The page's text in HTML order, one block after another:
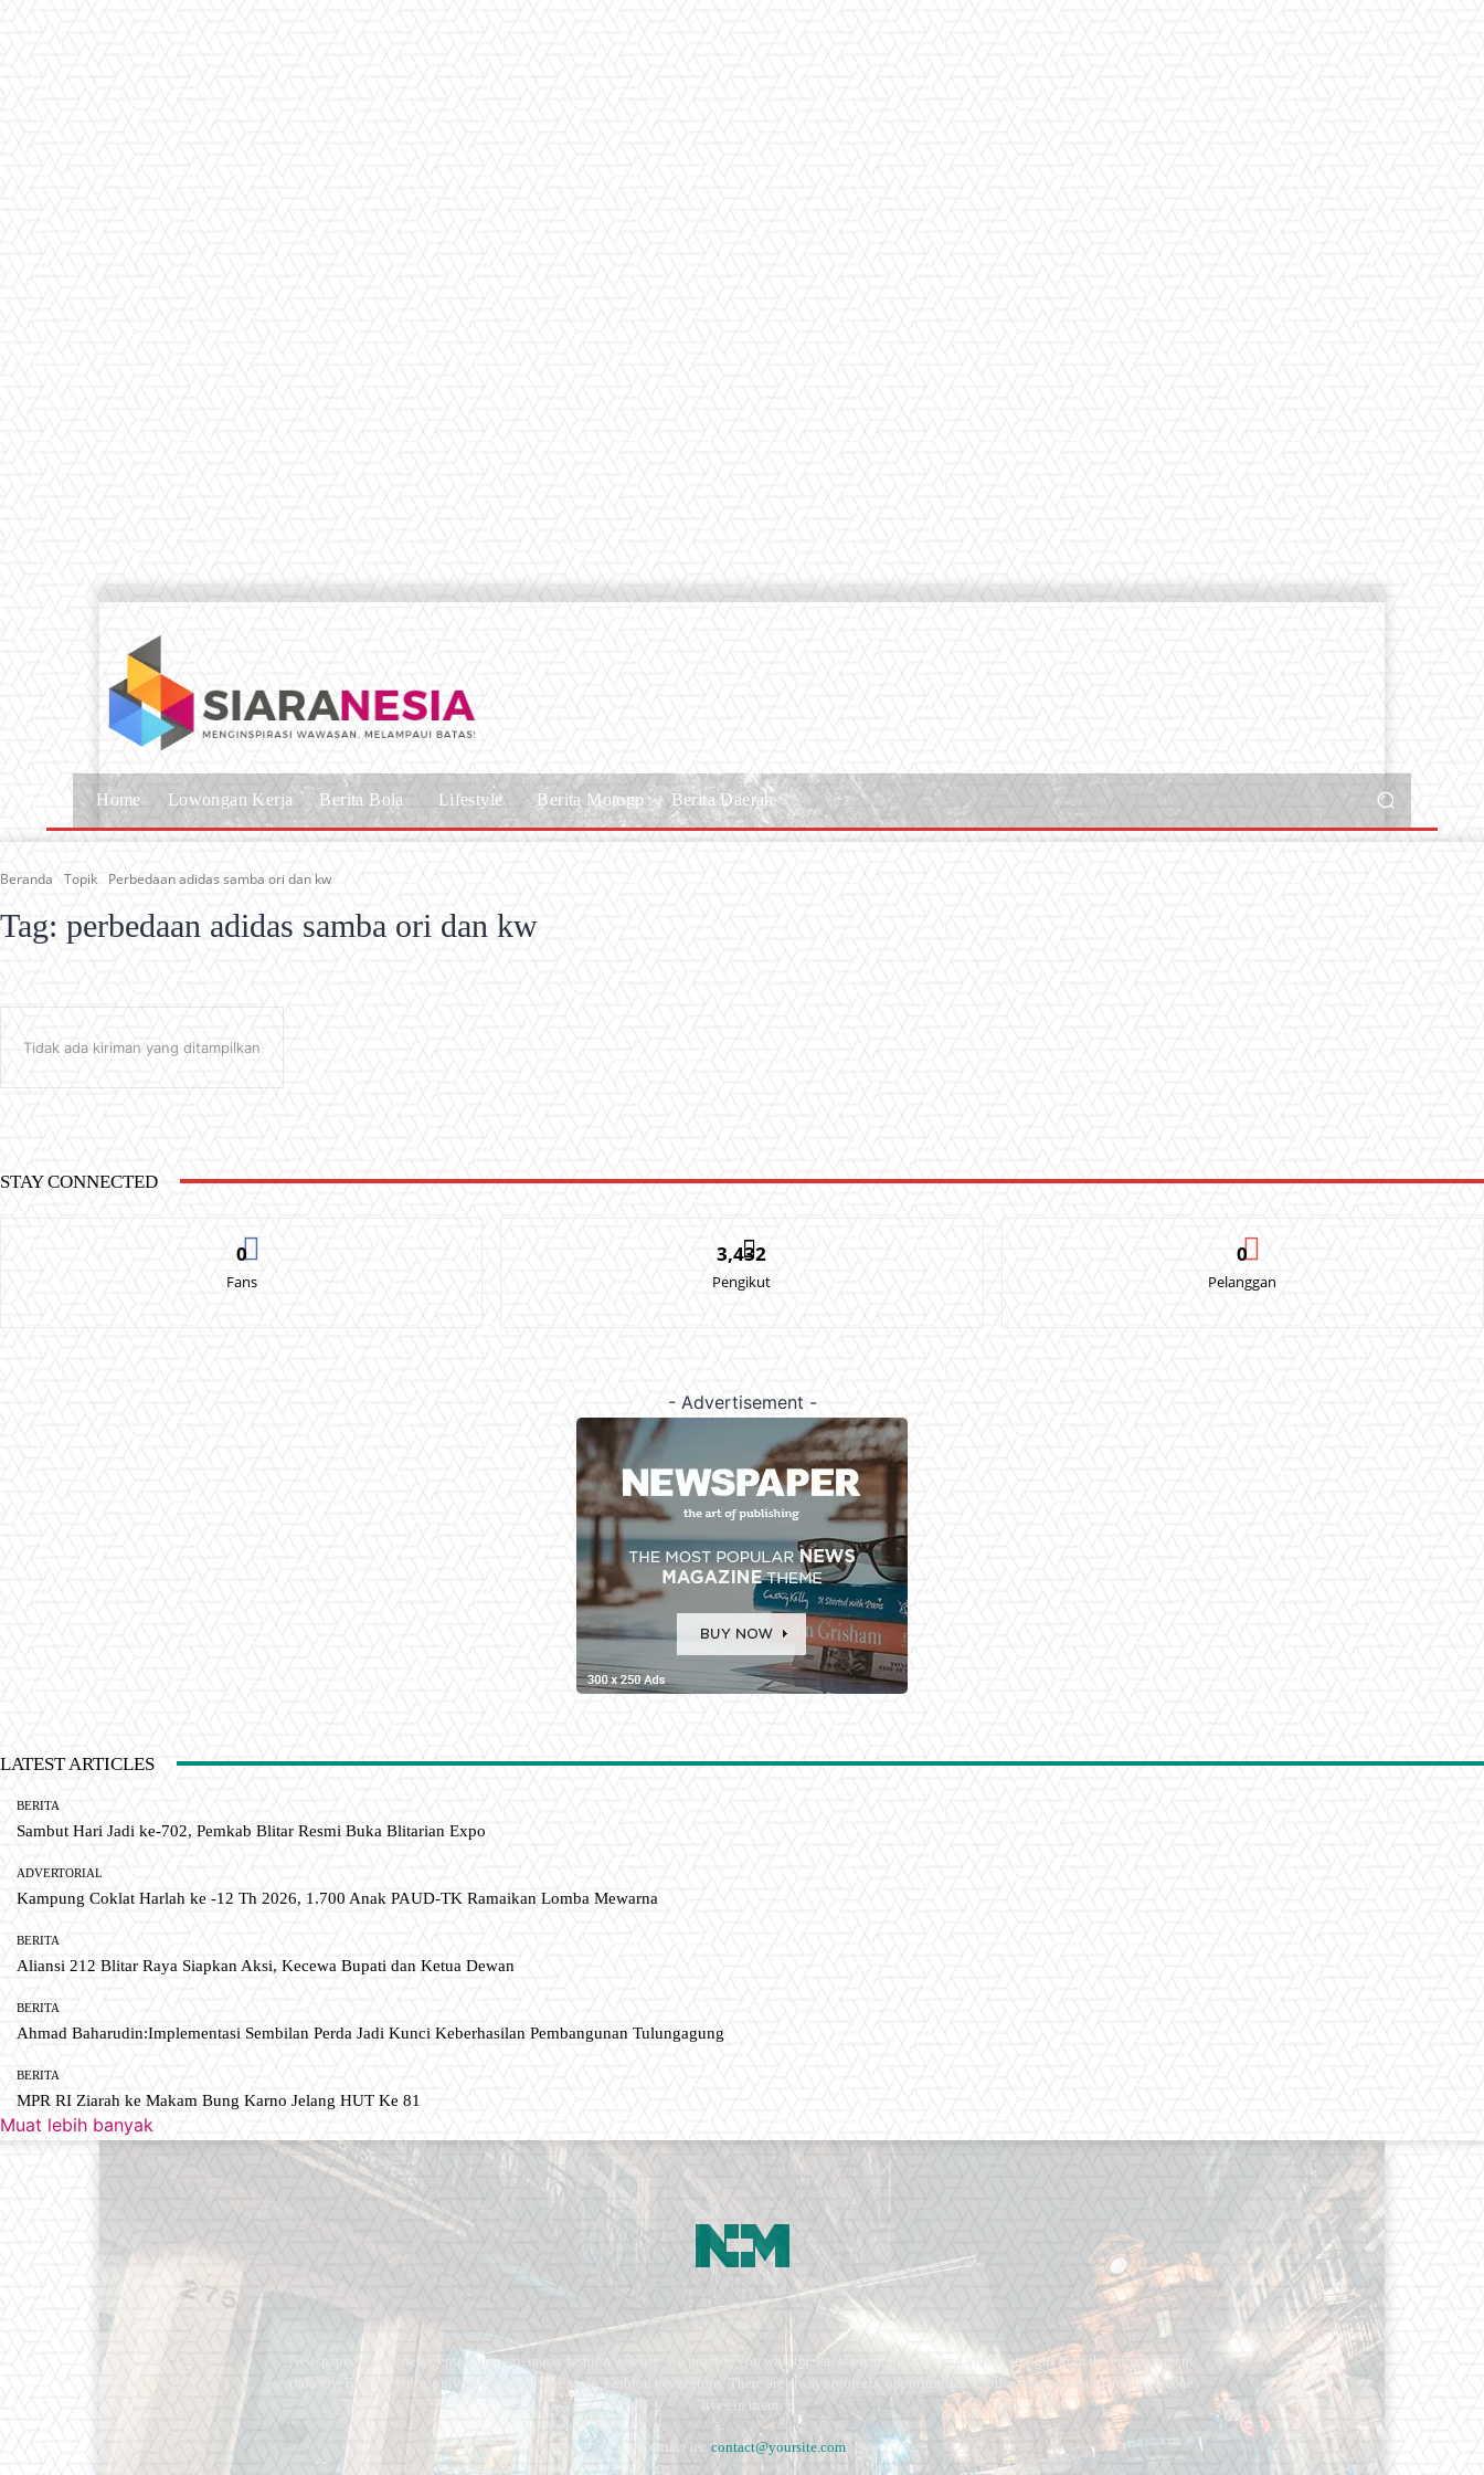
Home Lowongan Kerja Berita Bola Lifestyle Berita Motogp Berita Daerah
Beranda Topik Perbedaan adidas samba ori dan kw
Tag: perbedaan adidas samba ori dan kw
Tidak ada kiriman yang ditampilkan
STAY CONNECTED
0
Fans
3,432
Pengikut
0
Pelanggan
- Advertisement -
LATEST ARTICLES
BERITA
Sambut Hari Jadi ke-702, Pemkab Blitar Resmi Buka Blitarian Expo
ADVERTORIAL
Kampung Coklat Harlah ke -12 Th 2026, 1.700 Anak PAUD-TK Ramaikan Lomba Mewarna
BERITA
Aliansi 212 Blitar Raya Siapkan Aksi, Kecewa Bupati dan Ketua Dewan
BERITA
Ahmad Baharudin:Implementasi Sembilan Perda Jadi Kunci Keberhasilan Pembangunan Tulungagung
BERITA
MPR RI Ziarah ke Makam Bung Karno Jelang HUT Ke 81
Muat lebih banyak
Newspaper is your news, entertainment, music fashion website. We provide you with the latest breaking news and videos straight from the entertainment
industry. Fashion fades, only style remains the same. Fashion never stops. There are always projects, opportunities. Clothes mean nothing until someone
lives in them.
Contact us: contact@yoursite.com